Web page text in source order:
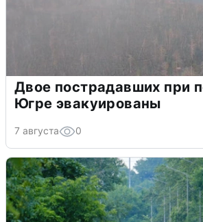
Двое пострадавших при
Югре эвакуированы
7 августа 0